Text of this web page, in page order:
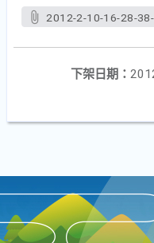
2012-2-10-16-28-
下架日期：